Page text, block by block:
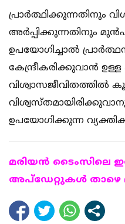
പ്രാർത്ഥിക്കുന്നതിനും
അർപ്പിക്കുന്നതിനും
ഉപയോഗിച്ചാൽ
കേന്ദ്രീകരിക്കുവാൻ
വിശ്വാസജീവിതത്തിൽ
ഉപയോഗിക്കുന്ന
മരിയന്‍ ടൈംസിലെ
അപ്ഡേറ്റുകള്‍ താഴെ